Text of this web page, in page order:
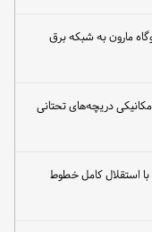
گسترده فنی، واحد شماره ۲ نیروگاه مارون به شبکه برق
دریچه‌های تحتانی
استقلال کامل خطوط